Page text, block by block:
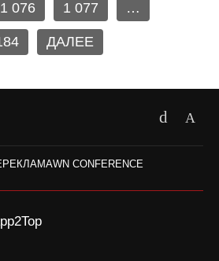
1 076 1 077 …
ДАЛЕЕ
РЕКЛАМАWN CONFERENCE